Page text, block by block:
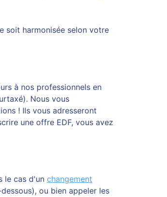
soit harmonisée selon votre
à nos professionnels en
Nous vous
! Ils vous adresseront
une offre EDF, vous avez
le cas d'un changement
ou bien appeler les